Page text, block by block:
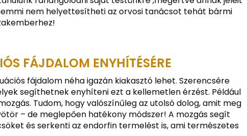
nem helyettesítheti az orvosi tanácsot tehát bármi
FÁJDALOM ENYHÍTÉSÉRE
fájdalom néha igazán kiakasztó lehet. Szerencsére
segíthetnek enyhíteni ezt a kellemetlen érzést. Például
Tudom, hogy valószínűleg az utolsó dolog, amit meg
– de meglepően hatékony módszer! A mozgás segít
és serkenti az endorfin termelést is, ami természetes